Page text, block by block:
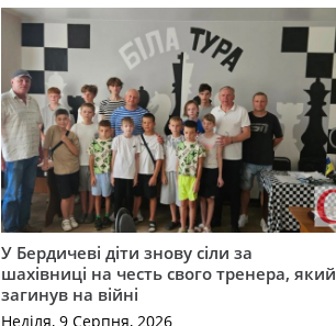
У Бердичеві діти знову сіли за
шахівниці на честь свого тренера, який
загинув на війні
Неділя, 9 Серпня, 2026